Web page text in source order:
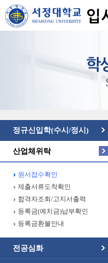
정규신입학(수시/정시)
산업체위탁
원서접수확인
제출서류도착확인
합격자조회/고지서출력
등록금(예치금)납부확인
등록금환불안내
전공심화